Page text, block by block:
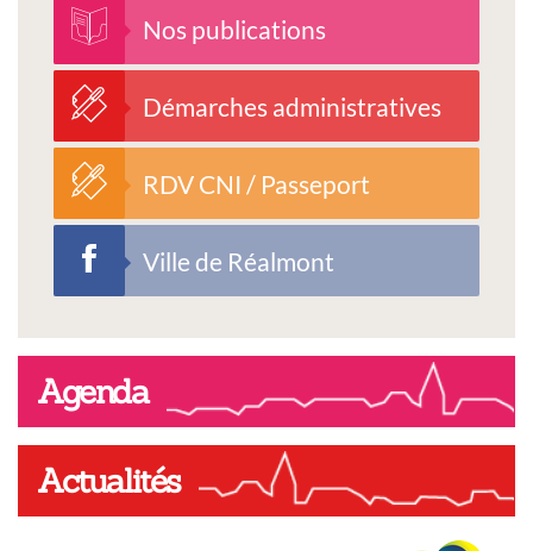
Nos publications
Démarches administratives
RDV CNI / Passeport
Ville de Réalmont
Agenda
Actualités